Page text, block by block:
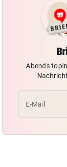
Abends
E-Mail